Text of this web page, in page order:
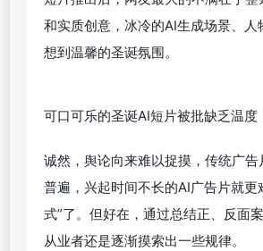
节前夕推出的AI短片。可口可乐透露
的广告，由三家业内顶尖的AI工作室
讲，广告片本身质量不至于太糟糕，
短片推出后，网友最大的不满在于
和实质创意，冰冷的AI生成场景、人
想到温馨的圣诞氛围。